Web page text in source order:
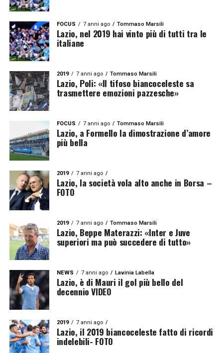
FOCUS 7 anni ago Tommaso Marsili
Lazio, nel 2019 hai vinto più di tutti tra le
italiane
2019 7 anni ago Tommaso Marsili
Lazio, Poli: «Il tifoso biancoceleste sa
trasmettere emozioni pazzesche»
FOCUS 7 anni ago Tommaso Marsili
Lazio, a Formello la dimostrazione d’amore
più bella
2019 7 anni ago
Lazio, la società vola alto anche in Borsa –
FOTO
2019 7 anni ago Tommaso Marsili
Lazio, Beppe Materazzi: «Inter e Juve
superiori ma può succedere di tutto»
NEWS 7 anni ago Lavinia Labella
Lazio, è di Mauri il gol più bello del
decennio VIDEO
2019 7 anni ago
Lazio, il 2019 biancoceleste fatto di ricordi
indelebili- FOTO